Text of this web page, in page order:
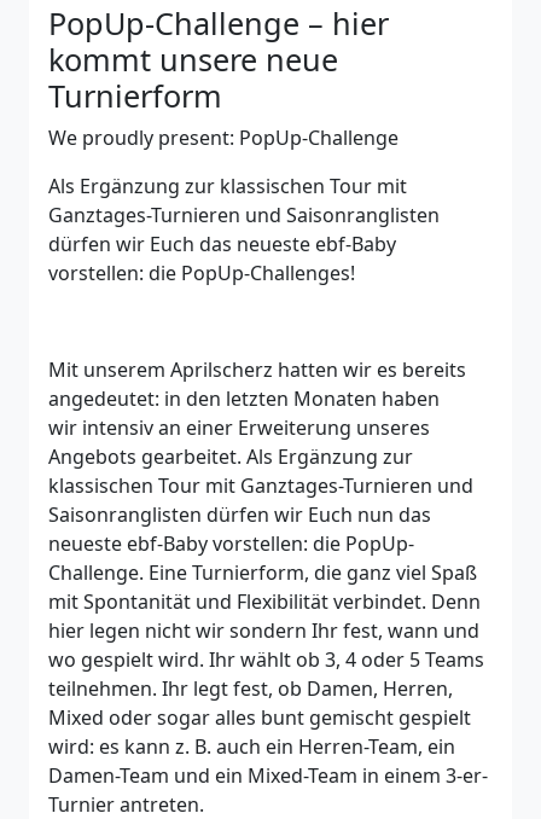
PopUp-Challenge – hier
kommt unsere neue
Turnierform
We proudly present: PopUp-Challenge
Als Ergänzung zur klassischen Tour mit
Ganztages-Turnieren und Saisonranglisten
dürfen wir Euch das neueste ebf-Baby
vorstellen: die PopUp-Challenges!
Mit unserem Aprilscherz hatten wir es bereits
angedeutet: in den letzten Monaten haben
wir intensiv an einer Erweiterung unseres
Angebots gearbeitet. Als Ergänzung zur
klassischen Tour mit Ganztages-Turnieren und
Saisonranglisten dürfen wir Euch nun das
neueste ebf-Baby vorstellen: die PopUp-
Challenge. Eine Turnierform, die ganz viel Spaß
mit Spontanität und Flexibilität verbindet. Denn
hier legen nicht wir sondern Ihr fest, wann und
wo gespielt wird. Ihr wählt ob 3, 4 oder 5 Teams
teilnehmen. Ihr legt fest, ob Damen, Herren,
Mixed oder sogar alles bunt gemischt gespielt
wird: es kann z. B. auch ein Herren-Team, ein
Damen-Team und ein Mixed-Team in einem 3-er-
Turnier antreten.